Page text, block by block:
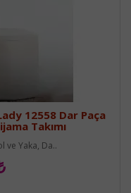
12558 Dar Paça
Takımı
ve Yaka, Da..